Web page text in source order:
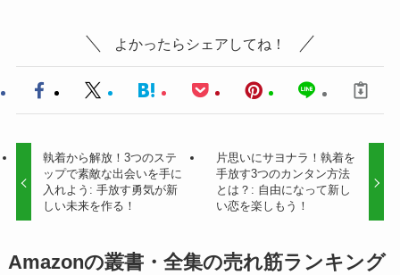
よかったらシェアしてね！
執着から解放！3つのステ
ップで素敵な出会いを手に
入れよう: 手放す勇気が新
しい未来を作る！
片思いにサヨナラ！執着を
手放す3つのカンタン方法
とは？: 自由になって新し
い恋を楽しもう！
Amazonの叢書・全集の売れ筋ランキング